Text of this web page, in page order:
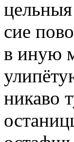
сие
в иную
никаво